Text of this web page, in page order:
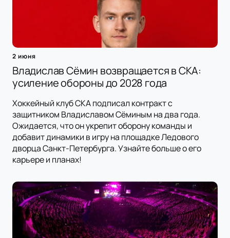
2 июня
Владислав Сёмин возвращается в СКА:
усиление обороны до 2028 года
Хоккейный клуб СКА подписал контракт с
защитником Владиславом Сёминым на два года.
Ожидается, что он укрепит оборону команды и
добавит динамики в игру на площадке Ледового
дворца Санкт-Петербурга. Узнайте больше о его
карьере и планах!